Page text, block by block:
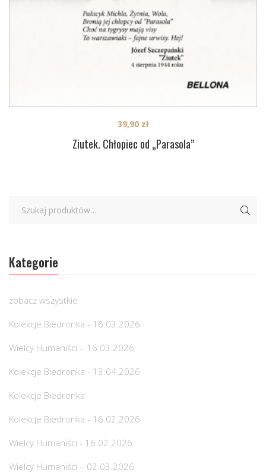
Ziutek. Chłopiec od „Parasola”
39,90 zł
Kategorie
zobacz wszystkie
Kolekcje Biedronka - 16.03.2026
Wielcy Humaniści – 16.03.2026
Kolekcje Biedronka - 13.04.2026
Kolekcje Biedronka
Kolekcje Biedronka - 16.02.2026
Wielcy Humaniści - 16.02.2026
Wielcy Humaniści – 02.03.2026